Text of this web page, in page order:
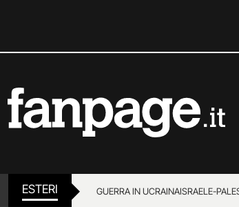
ESTERI GUERRA IN UCRAINAISRAELE-